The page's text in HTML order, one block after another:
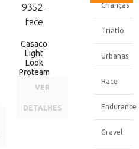
Casaco
Light
Look
Proteam
VER
DETALHES
Crianças
Triatlo
Urbanas
Race
Endurance
Gravel